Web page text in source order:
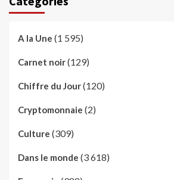
A la Une (1 595)
Carnet noir(129)
Chiffre du Jour(120)
Cryptomonnaie (2)
Culture (309)
Dans le monde (3 618)